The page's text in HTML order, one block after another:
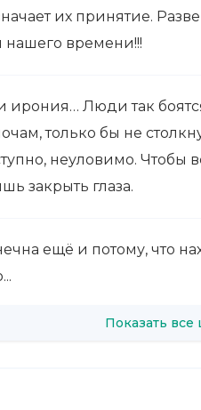
их принятие.
нашего времени!!!
ирония… Люди так
только бы не
неуловимо. Чтобы
закрыть глаза.
ещё и потому, что
Показать все